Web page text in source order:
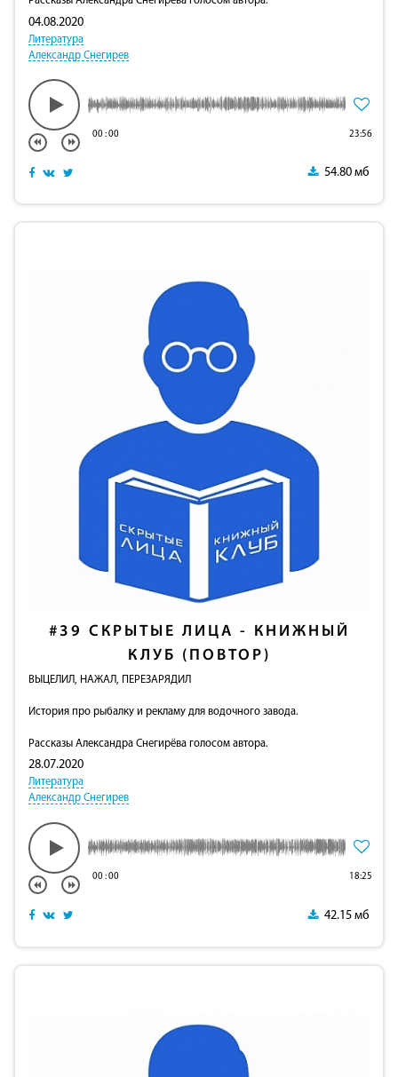
04.08.2020
Литература
Александр Снегирев
00:00 23:56
54.80 мб
#39 СКРЫТЫЕ ЛИЦА - КНИЖНЫЙ
КЛУБ (ПОВТОР)
ВЫЦЕЛИЛ, НАЖАЛ, ПЕРЕЗАРЯДИЛ
История про рыбалку и рекламу для водочного завода.
Рассказы Александра Снегирёва голосом автора.
28.07.2020
Литература
Александр Снегирев
00:00 18:25
42.15 мб